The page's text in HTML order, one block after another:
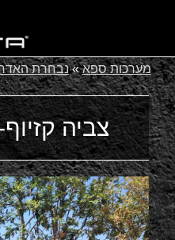
מערכות ספא»נבחרת
צביה